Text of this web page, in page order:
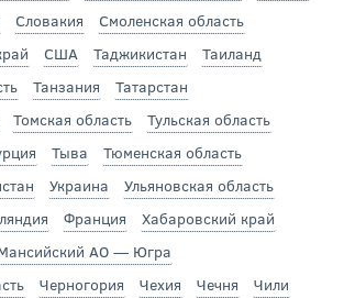
Словакия
Смоленская область
США Таджикистан
Таиланд
Танзания
Татарстан
Томская область
Тульская область
Тыва
Тюменская область
Украина
Ульяновская область
Франция
Хабаровский край
АО — Югра
Черногория Чехия Чечня
Чили